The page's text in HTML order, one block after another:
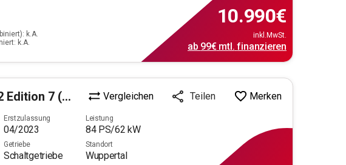
k.A.
k.A.
10.990€
inkl.MwSt.
ab 99€mtl. finanzieren
7 (EURO 6d) Vergleichen Teilen Merken
Erstzulassung
04/2023
Leistung
84PS/62 kW
Getriebe
Schaltgetriebe
Standort
Wuppertal